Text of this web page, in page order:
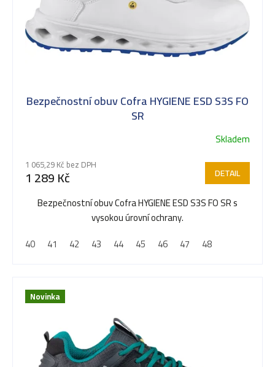
Bezpečnostní obuv Cofra HYGIENE ESD S3S FO
SR
Skladem
1 065,29 Kč bez DPH
1 289 Kč DETAIL
Bezpečnostní obuv Cofra HYGIENE ESD S3S FO SR s
vysokou úrovní ochrany.
40
41 42 43 44 45 46 47 48
Novinka